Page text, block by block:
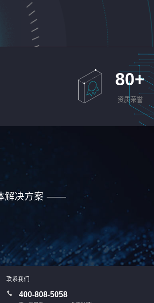
80+
资质荣誉
解决方案 ——
联系我们
400-808-5058